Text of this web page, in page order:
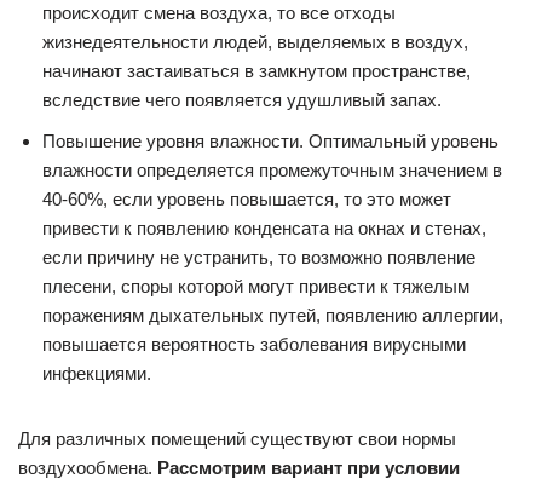
происходит смена воздуха, то все отходы
жизнедеятельности людей, выделяемых в воздух,
начинают застаиваться в замкнутом пространстве,
вследствие чего появляется удушливый запах.
Повышение уровня влажности. Оптимальный уровень
влажности определяется промежуточным значением в
40-60%, если уровень повышается, то это может
привести к появлению конденсата на окнах и стенах,
если причину не устранить, то возможно появление
плесени, споры которой могут привести к тяжелым
поражениям дыхательных путей, появлению аллергии,
повышается вероятность заболевания вирусными
инфекциями.
Для различных помещений существуют свои нормы
воздухообмена. Рассмотрим вариант при условии